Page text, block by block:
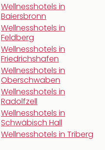
Wellnesshotels in
Baiersbronn
Wellnesshotels in
Feldberg
Wellnesshotels in
Friedrichshafen
Wellnesshotels in
Oberschwaben
Wellnesshotels in
Radolfzell
Wellnesshotels in
Schwäbisch Hall
Wellnesshotels in Triberg